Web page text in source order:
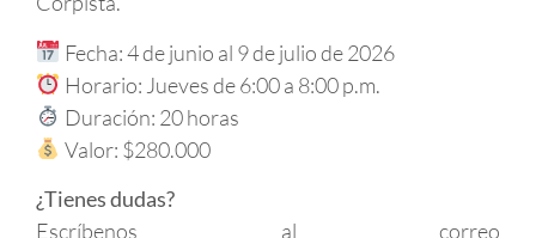
Fecha: 4 de junio al 9 de julio de 2026
Horario: Jueves de 6:00 a 8:00 p.m.
Duración: 20 horas
Valor: $280.000
¿Tienes dudas?
Escríbenos al correo